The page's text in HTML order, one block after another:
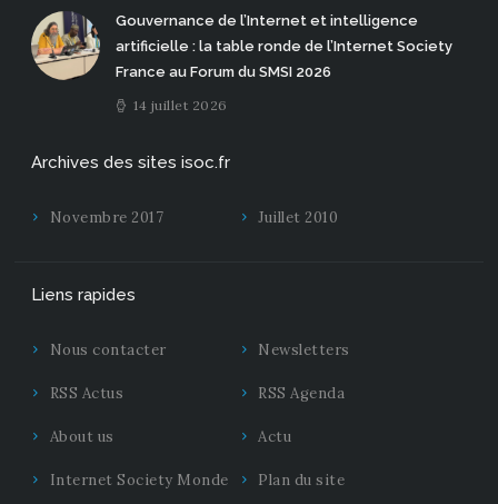
Gouvernance de l’Internet et intelligence
artificielle : la table ronde de l’Internet Society
France au Forum du SMSI 2026
14 juillet 2026
Archives des sites isoc.fr
Novembre 2017 Juillet 2010
Liens rapides
Nous contacter Newsletters
RSS Actus RSS Agenda
About us Actu
Internet Society Monde Plan du site